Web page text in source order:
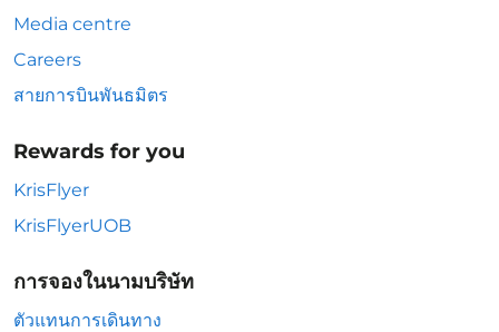
Media centre
Careers
สายการบินพันธมิตร
Rewards for you
KrisFlyer
KrisFlyerUOB
การจองในนามบริษัท
ตัวแทนการเดินทาง